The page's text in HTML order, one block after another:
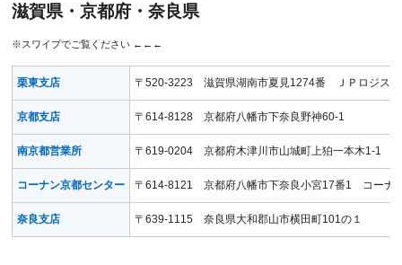
滋賀県・京都府・奈良県
栗東支店 〒520-3223 滋賀県湖南市夏見1274番 ＪＰロジステ
京都支店 〒614-8128 京都府八幡市下奈良野神60-1
南京都営業所 〒619-0204 京都府木津川市山城町上狛一本木1-1
コーナン京都センター 〒614-8121 京都府八幡市下奈良小宮17番1 コーナ
奈良支店 〒639-1115 奈良県大和郡山市横田町101の１